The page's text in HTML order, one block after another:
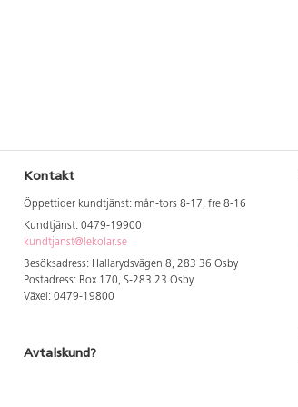
Kontakt
Öppettider kundtjänst: mån-tors 8-17, fre 8-16
Kundtjänst: 0479-19900
kundtjanst@lekolar.se
Besöksadress: Hallarydsvägen 8, 283 36 Osby
Postadress: Box 170, S-283 23 Osby
Växel: 0479-19800
Avtalskund?